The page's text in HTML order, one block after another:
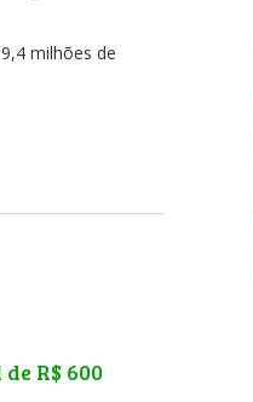
milhões de
R$ 600